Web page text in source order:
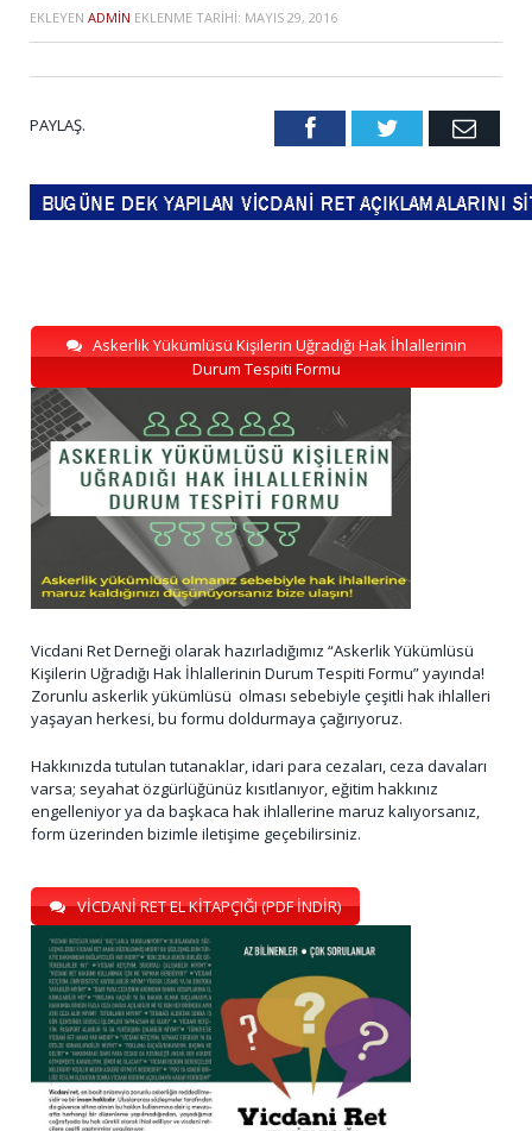
EKLEYEN ADMIN EKLENME TARIHI: MAYIS 29, 2016
PAYLAŞ. FacebookTwitter Email
Askerlik Yükümlüsü Kişilerin Uğradığı Hak İhlallerinin
Durum Tespiti Formu
Vicdani Ret Derneği olarak hazırladığımız “Askerlik Yükümlüsü
Kişilerin Uğradığı Hak İhlallerinin Durum Tespiti Formu” yayında!
Zorunlu askerlik yükümlüsü olması sebebiyle çeşitli hak ihlalleri
yaşayan herkesi, bu formu doldurmaya çağırıyoruz.
Hakkınızda tutulan tutanaklar, idari para cezaları, ceza davaları
varsa; seyahat özgürlüğünüz kısıtlanıyor, eğitim hakkınız
engelleniyor ya da başkaca hak ihlallerine maruz kalıyorsanız,
form üzerinden bizimle iletişime geçebilirsiniz.
VİCDANİ RET EL KİTAPÇIĞI (PDF İNDİR)